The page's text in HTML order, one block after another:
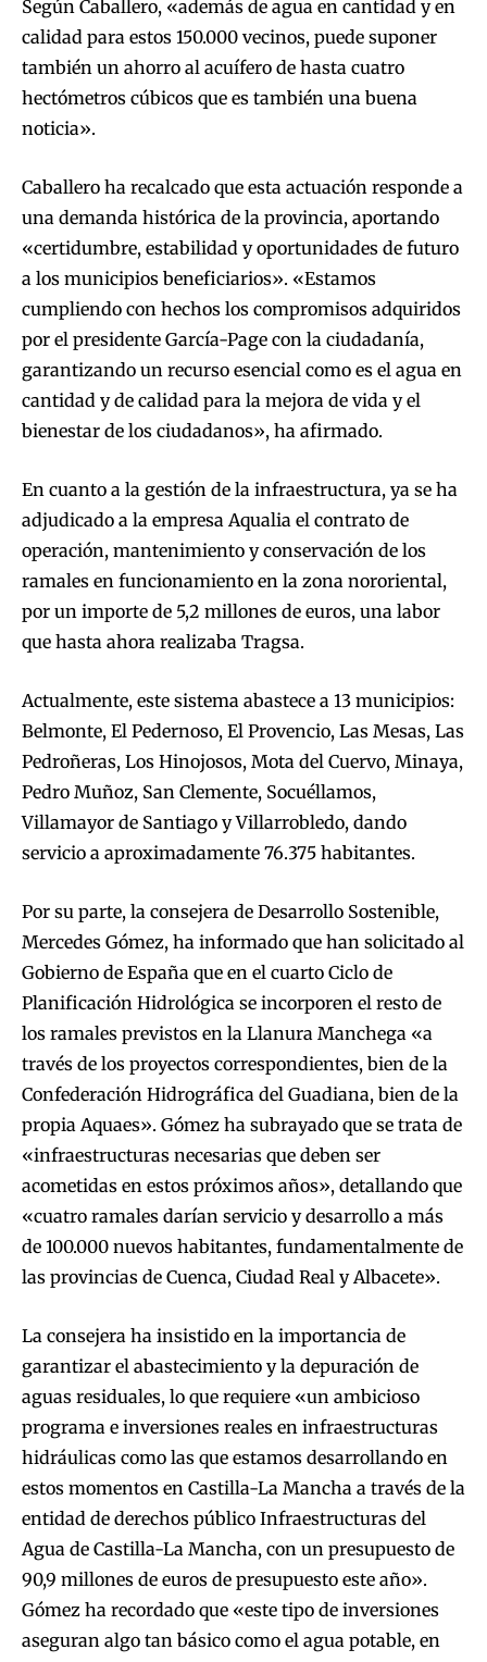
Según Caballero, «además de agua en cantidad y en
calidad para estos 150.000 vecinos, puede suponer
también un ahorro al acuífero de hasta cuatro
hectómetros cúbicos que es también una buena
noticia».
Caballero ha recalcado que esta actuación responde a
una demanda histórica de la provincia, aportando
«certidumbre, estabilidad y oportunidades de futuro
a los municipios beneficiarios». «Estamos
cumpliendo con hechos los compromisos adquiridos
por el presidente García-Page con la ciudadanía,
garantizando un recurso esencial como es el agua en
cantidad y de calidad para la mejora de vida y el
bienestar de los ciudadanos», ha afirmado.
En cuanto a la gestión de la infraestructura, ya se ha
adjudicado a la empresa Aqualia el contrato de
operación, mantenimiento y conservación de los
ramales en funcionamiento en la zona nororiental,
por un importe de 5,2 millones de euros, una labor
que hasta ahora realizaba Tragsa.
Actualmente, este sistema abastece a 13 municipios:
Belmonte, El Pedernoso, El Provencio, Las Mesas, Las
Pedroñeras, Los Hinojosos, Mota del Cuervo, Minaya,
Pedro Muñoz, San Clemente, Socuéllamos,
Villamayor de Santiago y Villarrobledo, dando
servicio a aproximadamente 76.375 habitantes.
Por su parte, la consejera de Desarrollo Sostenible,
Mercedes Gómez, ha informado que han solicitado al
Gobierno de España que en el cuarto Ciclo de
Planificación Hidrológica se incorporen el resto de
los ramales previstos en la Llanura Manchega «a
través de los proyectos correspondientes, bien de la
Confederación Hidrográfica del Guadiana, bien de la
propia Aquaes». Gómez ha subrayado que se trata de
«infraestructuras necesarias que deben ser
acometidas en estos próximos años», detallando que
«cuatro ramales darían servicio y desarrollo a más
de 100.000 nuevos habitantes, fundamentalmente de
las provincias de Cuenca, Ciudad Real y Albacete».
La consejera ha insistido en la importancia de
garantizar el abastecimiento y la depuración de
aguas residuales, lo que requiere «un ambicioso
programa e inversiones reales en infraestructuras
hidráulicas como las que estamos desarrollando en
estos momentos en Castilla-La Mancha a través de la
entidad de derechos público Infraestructuras del
Agua de Castilla-La Mancha, con un presupuesto de
90,9 millones de euros de presupuesto este año».
Gómez ha recordado que «este tipo de inversiones
aseguran algo tan básico como el agua potable, en